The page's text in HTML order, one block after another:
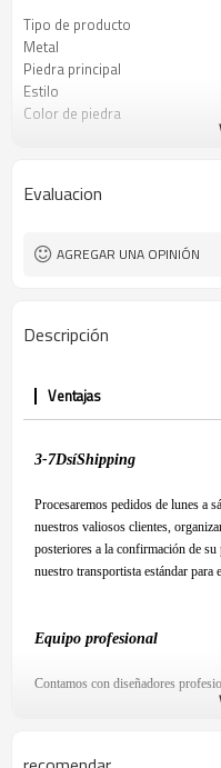
Tipo de producto
Metal
Piedra principal
Estilo
Color de piedra
Evaluacion
AGREGAR UNA OPINIÓN
Descripción
Ventajas
3-7DsíShipping
Procesaremos pedidos de lunes a
nuestros valiosos clientes,
posteriores a la confirmación de
nuestro transportista estándar para
Equipo profesional
Contamos con diseñadores
esté satisfecho con nuestro